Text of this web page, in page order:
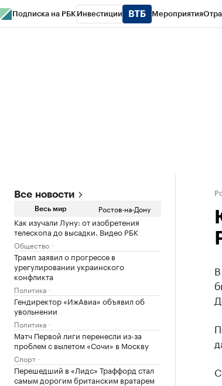
Подписка на РБК Инвестиции Мероприятия
Все новости
Весь мир Ростов-на-Дону
Как изучали Луну: от изобретения
телескопа до высадки. Видео РБК
Общество
Трамп заявил о прогрессе в
урегулировании украинского
конфликта
Политика
Гендиректор «ИжАвиа» объявил об
увольнении
Политика
Матч Первой лиги перенесли из-за
проблем с вылетом «Сочи» в Москву
Спорт
Перешедший в «Лидс» Траффорд стал
самым дорогим британским вратарем